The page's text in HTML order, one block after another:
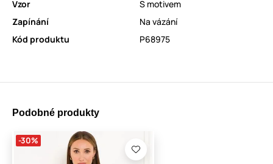
Vzor
S motivem
Zapínání
Na vázání
Kód produktu
P68975
Podobné produkty
-30%